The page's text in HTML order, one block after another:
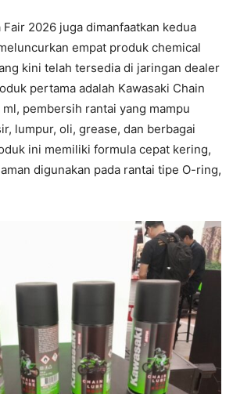
2026 juga dimanfaatkan kedua
empat produk chemical
kini telah tersedia di jaringan dealer
pertama adalah Kawasaki Chain
pembersih rantai yang mampu
lumpur, oli, grease, dan berbagai
ini memiliki formula cepat kering,
digunakan pada rantai tipe O-ring,